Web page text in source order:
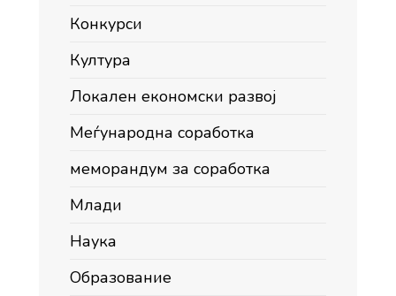
Конкурси
Култура
Локален економски развој
Меѓународна соработка
меморандум за соработка
Млади
Наука
Образование